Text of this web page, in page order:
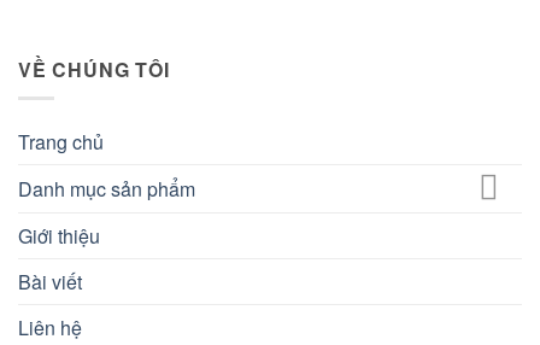
VỀ CHÚNG TÔI
Trang chủ
Danh mục sản phẩm
Giới thiệu
Bài viết
Liên hệ